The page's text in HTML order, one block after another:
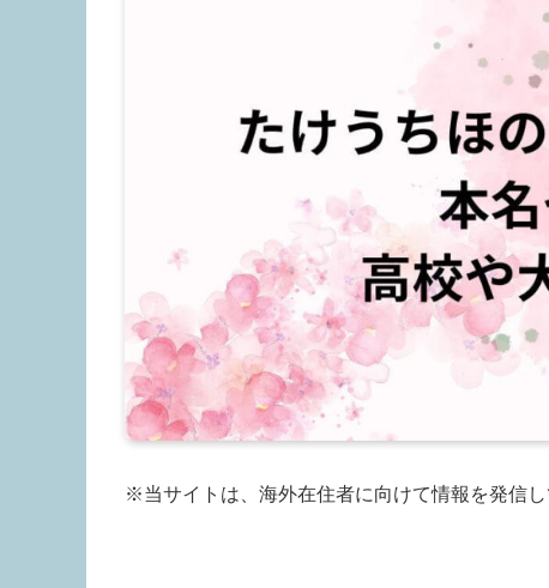
※当サイトは、海外在住者に向けて情報を発信し